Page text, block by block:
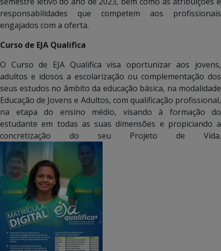
responsabilidades que competem aos profissionais
engajados com a oferta.
Curso de EJA Qualifica
O Curso de EJA Qualifica visa oportunizar aos jovens,
adultos e idosos a escolarização ou complementação dos
seus estudos no âmbito da educação básica, na modalidade
Educação de Jovens e Adultos, com qualificação profissional,
na etapa do ensino médio, visando à formação do
estudante em todas as suas dimensões e propiciando a
concretização do seu Projeto de Vida.